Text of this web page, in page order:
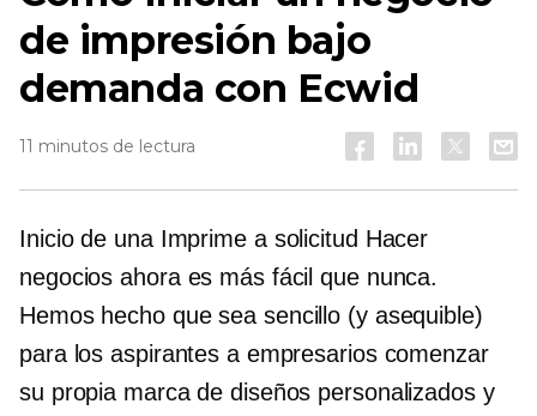
de impresión bajo
demanda con Ecwid
11 minutos de lectura
Inicio de una Imprime a solicitud Hacer
negocios ahora es más fácil que nunca.
Hemos hecho que sea sencillo (y asequible)
para los aspirantes a empresarios comenzar
su propia marca de diseños personalizados y